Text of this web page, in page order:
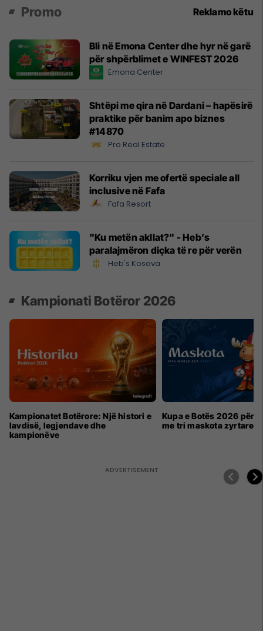
Promo Reklamo këtu
Bli në Emona Center dhe hyr në garë
për shpërblimet e WINFEST 2026
Emona Center
Shtëpi me qira në Dardani – hapësirë
praktike për banim apo biznes
#14870
Pro Real Estate
Korriku vjen me ofertë speciale all
inclusive në Fafa
Fafa Resort
"Ku metën akllat?" - Heb’s
paralajmëron diçka të re për verën
Heb's Kosova
Kampionati Botëror 2026
Kampionatet Botërore: Një histori e
lavdisë, legjendave dhe
kampionëve
Kupa e Botës 2026 për
me tri maskota zyrtare